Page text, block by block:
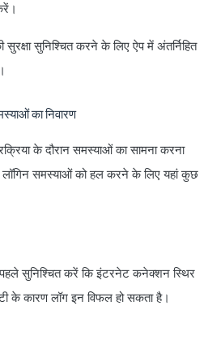
सुरक्षा सुनिश्चित करने के लिए ऐप में अंतर्निहित
का निवारण
के दौरान समस्याओं का सामना करना
लॉगिन समस्याओं को हल करने के लिए यहां कुछ
सुनिश्चित करें कि इंटरनेट कनेक्शन स्थिर
के कारण लॉग इन विफल हो सकता है।